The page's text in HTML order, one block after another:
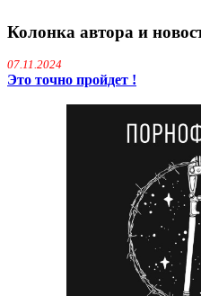
Колонка автора и
07.11.2024
Это точно пройдет !